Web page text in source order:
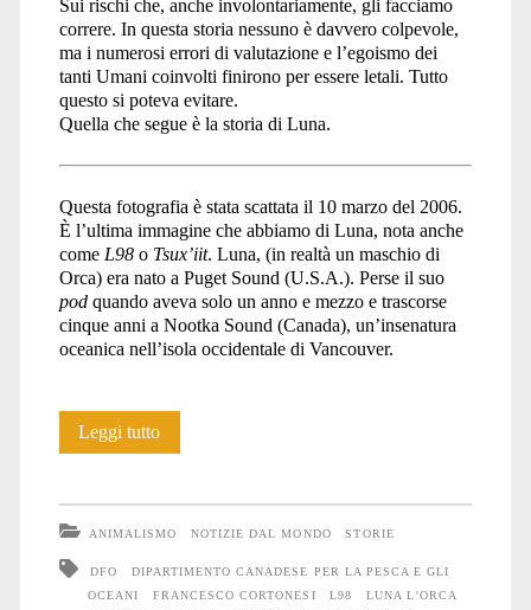
Sui rischi che, anche involontariamente, gli facciamo
correre. In questa storia nessuno è davvero colpevole,
ma i numerosi errori di valutazione e l’egoismo dei
tanti Umani coinvolti finirono per essere letali. Tutto
questo si poteva evitare.
Quella che segue è la storia di Luna.
Questa fotografia è stata scattata il 10 marzo del 2006.
È l’ultima immagine che abbiamo di Luna, nota anche
come L98o Tsux’iit. Luna, (in realtà un maschio di
Orca) era nato a Puget Sound (U.S.A.). Perse il suo
podquando aveva solo un anno e mezzo e trascorse
cinque anni a Nootka Sound (Canada), un’insenatura
oceanica nell’isola occidentale di Vancouver.
Leggi tuttoL’ultima
ANIMALISMO NOTIZIE DAL MONDO STORIE
DFO
DIPARTIMENTO CANADESE PER LA PESCA E GLI
OCEANI
FRANCESCO CORTONESI L98
LUNA L'ORCA